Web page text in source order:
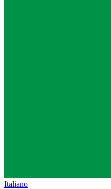
Italiano